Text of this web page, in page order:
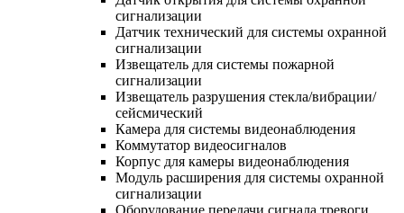
сигнализации
Датчик технический для системы охранной
сигнализации
Извещатель для системы пожарной
сигнализации
Извещатель разрушения стекла/вибрации/
сейсмический
Камера для системы видеонаблюдения
Коммутатор видеосигналов
Корпус для камеры видеонаблюдения
Модуль расширения для системы охранной
сигнализации
Оборудование передачи сигнала тревоги